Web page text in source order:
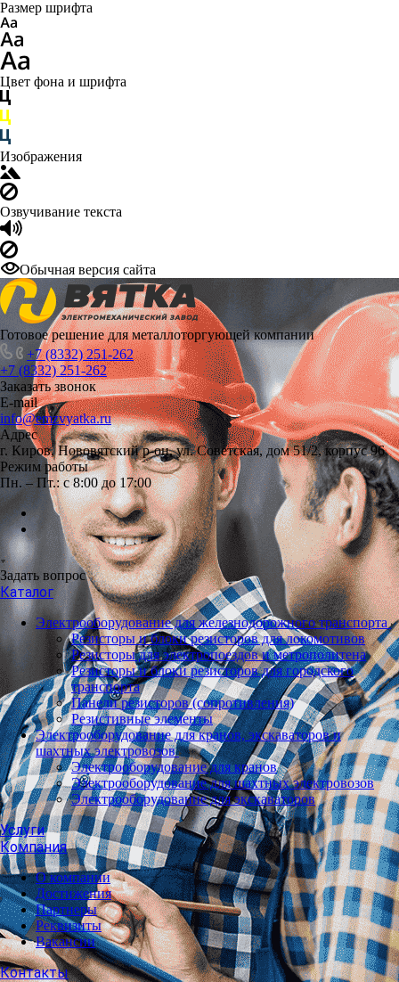
Размер шрифта
Цвет фона и шрифта
Изображения
Озвучивание текста
Обычная версия сайта
Готовое решение для металлоторгующей компании
+7 (8332) 251-262
+7 (8332) 251-262
Заказать звонок
E-mail
info@emzvyatka.ru
Адрес
г. Киров, Нововятский р-он, ул. Советская, дом 51/2, корпус 96
Режим работы
Пн. – Пт.: с 8:00 до 17:00
Задать вопрос
Каталог
Электрооборудование для железнодорожного транспорта
Резисторы и блоки резисторов для локомотивов
Резисторы для электропоездов и метрополитена
Резисторы и блоки резисторов для городского
транспорта
Панели резисторов (сопротивления)
Резистивные элементы
Электрооборудование для кранов, экскаваторов и
шахтных электровозов
Электрооборудование для кранов
Электрооборудование для шахтных электровозов
Электрооборудование для экскаваторов
Услуги
Компания
О компании
Достижения
Партнеры
Реквизиты
Вакансии
Контакты